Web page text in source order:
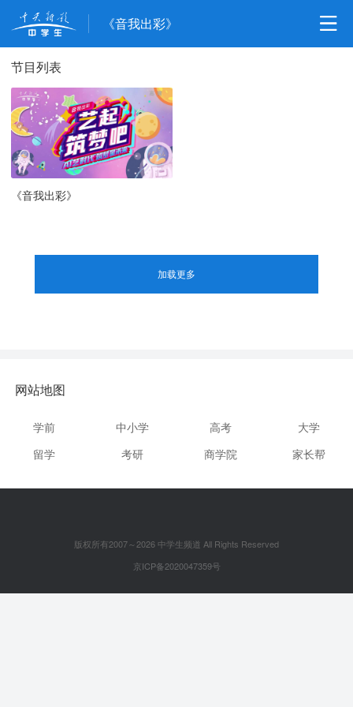
《音我出彩》
节目列表
《音我出彩》
加载更多
网站地图
学前 中小学 高考
大学
留学
考研 商学院 家长帮
版权所有2007～2026 中学生频道 All Rights Reserved
京ICP备2020047359号